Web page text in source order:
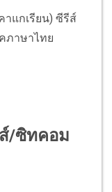
าแกเรียน) ซีรีส์
ภาษาไทย
/ซิทคอม